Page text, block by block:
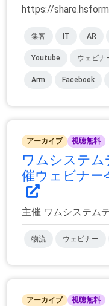
https://
集客 IT AR
Youtube ウェビナ
Arm Facebook
アーカイブ 視聴無料
ワムシステ
催ウェビナー
主催 ワムシステム
物流 ウェビナー
アーカイブ 視聴無料